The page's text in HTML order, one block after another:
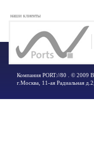
наши клиенты
Компания PORT://80 . © 2009
г.Москва 11-ая Радиальная